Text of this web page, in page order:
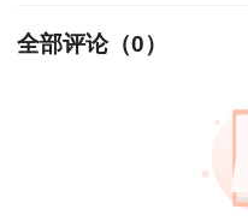
比如申请变更注册
材料和初审意见报注
之日起10日内作出决定
申请初始注册的
全部评论（0）